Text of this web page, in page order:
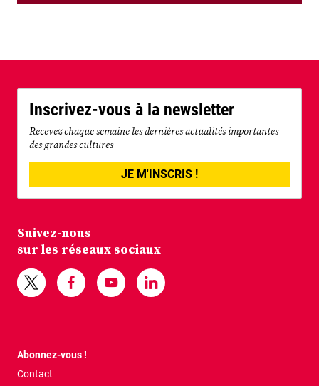
Inscrivez-vous à la newsletter
Recevez chaque semaine les dernières actualités importantes
des grandes cultures
JE M'INSCRIS !
Suivez-nous
sur les réseaux sociaux
Abonnez-vous !
Contact